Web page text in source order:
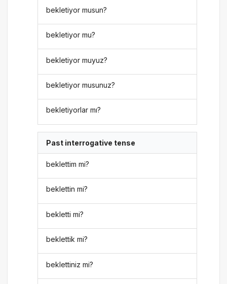
bekletiyor musun?
bekletiyor mu?
bekletiyor muyuz?
bekletiyor musunuz?
bekletiyorlar mı?
Past interrogative tense
beklettim mi?
beklettin mi?
bekletti mi?
beklettik mi?
beklettiniz mi?